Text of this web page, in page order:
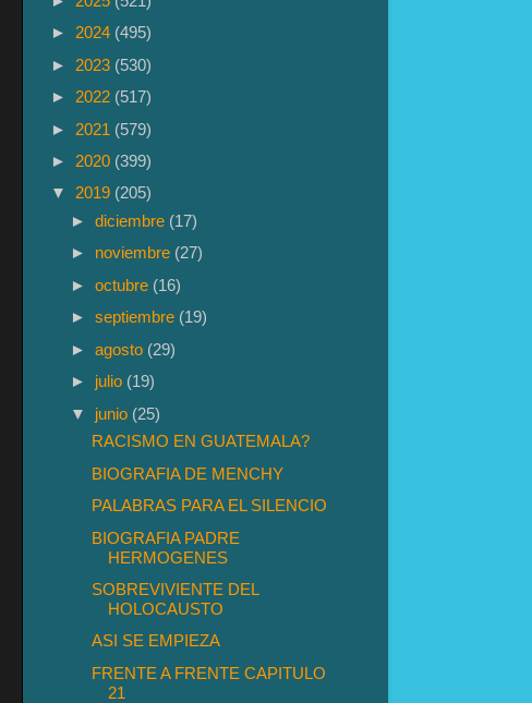
► 2024 (495)
► 2023 (530)
► 2022 (517)
► 2021 (579)
► 2020 (399)
▼ 2019 (205)
►diciembre (17)
► noviembre (27)
►octubre (16)
►septiembre (19)
►agosto (29)
► julio (19)
▼ junio (25)
RACISMO EN GUATEMALA?
BIOGRAFIA DE MENCHY
PALABRAS PARA EL SILENCIO
BIOGRAFIA PADRE
HERMOGENES
SOBREVIVIENTE DEL
HOLOCAUSTO
ASI SE EMPIEZA
FRENTE A FRENTE CAPITULO
21